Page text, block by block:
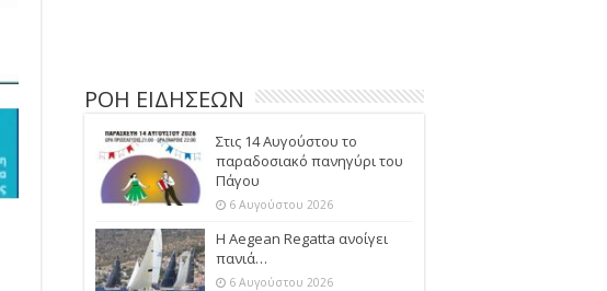
ΡΟΗ ΕΙΔΗΣΕΩΝ
Στις 14 Αυγούστου το
παραδοσιακό πανηγύρι του
Πάγου
6 Αυγούστου 2026
Η Aegean Regatta ανοίγει
πανιά…
6 Αυγούστου 2026